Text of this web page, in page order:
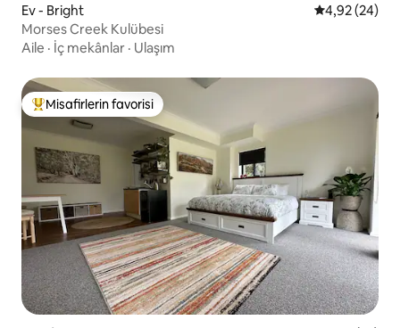
Ev - Bright 5 üzerinden
4,92 (24)
Morses Creek Kulübesi
Aile · İç mekânlar · Ulaşım
Misafirlerin favorilerinden en beğenilenler arasında
Misafirlerin favorisi